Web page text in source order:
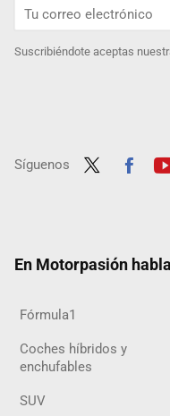
Suscribiéndote aceptas
Síguenos
En Motorpasión
Fórmula1
Coches híbridos y
enchufables
SUV